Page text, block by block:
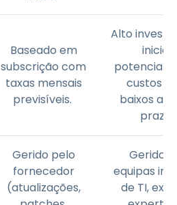
Baseado em
subscrição com
taxas mensais
previsíveis.
Alto
inicial;
custos
baixos a
prazo.
Gerido pelo
fornecedor
(atualizações,
Gerido
equipas
de TI,